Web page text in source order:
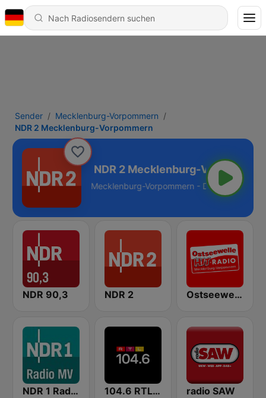
Sender
Mecklenburg-Vorpommern
NDR 2 Mecklenburg-Vorpommern
- DAB+
NDR 90,3 NDR 2 Ostseewelle Hit-Radio 105.6
NDR 1 Radio MV 104.6 RTL Berlins Hitradio radio SAW